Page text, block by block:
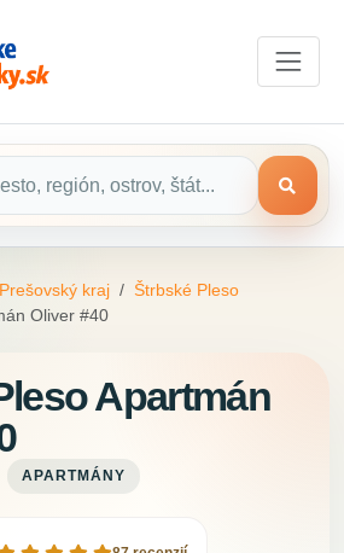
Prešovský kraj
Štrbské Pleso
Oliver #40
Apartmán
APARTMÁNY